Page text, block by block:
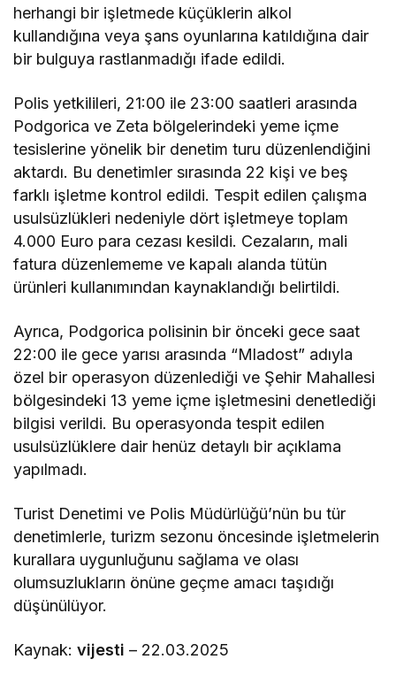
herhangi bir işletmede küçüklerin alkol
kullandığına veya şans oyunlarına katıldığına dair
bir bulguya rastlanmadığı ifade edildi.
Polis yetkilileri, 21:00 ile 23:00 saatleri arasında
Podgorica ve Zeta bölgelerindeki yeme içme
tesislerine yönelik bir denetim turu düzenlendiğini
aktardı. Bu denetimler sırasında 22 kişi ve beş
farklı işletme kontrol edildi. Tespit edilen çalışma
usulsüzlükleri nedeniyle dört işletmeye toplam
4.000 Euro para cezası kesildi. Cezaların, mali
fatura düzenlememe ve kapalı alanda tütün
ürünleri kullanımından kaynaklandığı belirtildi.
Ayrıca, Podgorica polisinin bir önceki gece saat
22:00 ile gece yarısı arasında “Mladost” adıyla
özel bir operasyon düzenlediği ve Şehir Mahallesi
bölgesindeki 13 yeme içme işletmesini denetlediği
bilgisi verildi. Bu operasyonda tespit edilen
usulsüzlüklere dair henüz detaylı bir açıklama
yapılmadı.
Turist Denetimi ve Polis Müdürlüğü’nün bu tür
denetimlerle, turizm sezonu öncesinde işletmelerin
kurallara uygunluğunu sağlama ve olası
olumsuzlukların önüne geçme amacı taşıdığı
düşünülüyor.
Kaynak:vijesti – 22.03.2025